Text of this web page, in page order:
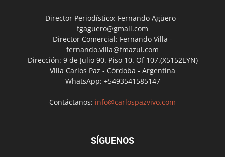
Director Periodístico: Fernando Agüero -
fgaguero@gmail.com
Director Comercial: Fernando Villa -
fernando.villa@fmazul.com
Dirección: 9 de Julio 90. Piso 10. Of 107.(X5152EYN)
Villa Carlos Paz - Córdoba - Argentina
WhatsApp: +5493541585147
Contáctanos: info@carlospazvivo.com
SÍGUENOS